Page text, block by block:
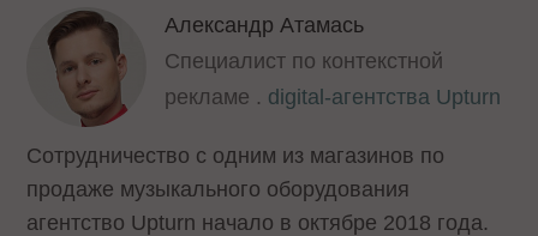
Александр Атамась
Специалист по контекстной
рекламе . digital-агентства Upturn
Сотрудничество с одним из магазинов по
продаже музыкального оборудования
агентство Upturn начало в октябре 2018 года.